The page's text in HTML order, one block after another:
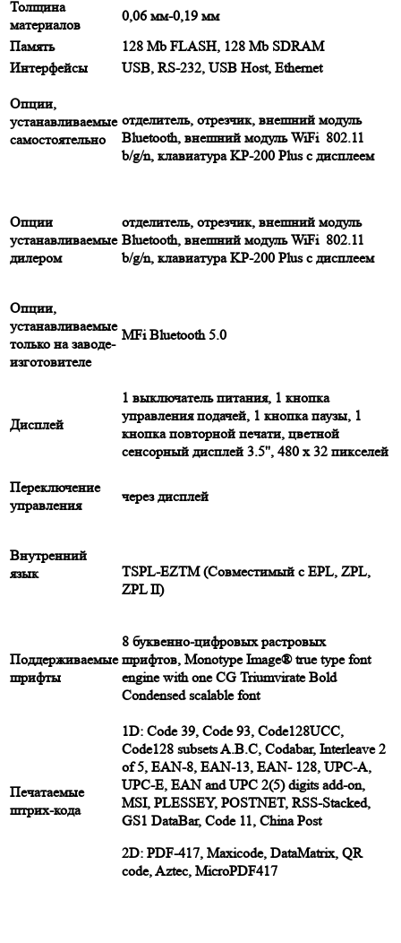
Толщина
материалов
0,06 мм-0,19 мм
Память
128 Mb FLASH, 128 Mb SDRAM
Интерфейсы
USB, RS-232, USB Host, Ethernet
Опции,
устанавливаемые
самостоятельно
отделитель, отрезчик, внешний модуль
Bluetooth, внешний модуль WiFi 802.11
b/g/n, клавиатура KP-200 Plus с дисплеем
Опции
устанавливаемые
дилером
отделитель, отрезчик, внешний модуль
Bluetooth, внешний модуль WiFi 802.11
b/g/n, клавиатура KP-200 Plus с дисплеем
Опции,
устанавливаемые
только на заводе-
изготовителе
MFi Bluetooth 5.0
Дисплей
1 выключатель питания, 1 кнопка
управления подачей, 1 кнопка паузы, 1
кнопка повторной печати, цветной
сенсорный дисплей 3.5'', 480 х 32 пикселей
Переключение
управления
через дисплей
Внутренний
язык
TSPL-EZTM (Совместимый с EPL, ZPL,
ZPL II)
Поддерживаемые
шрифты
8 буквенно-цифровых растровых
шрифтов, Monotype Image® true type font
engine with one CG Triumvirate Bold
Condensed scalable font
Печатаемые
штрих-кода
1D: Code 39, Code 93, Code128UCC,
Code128 subsets A.B.C, Codabar, Interleave 2
of 5, EAN-8, EAN-13, EAN- 128, UPC-A,
UPC-E, EAN and UPC 2(5) digits add-on,
MSI, PLESSEY, POSTNET, RSS-Stacked,
GS1 DataBar, Code 11, China Post
2D: PDF-417, Maxicode, DataMatrix, QR
code, Aztec, MicroPDF417